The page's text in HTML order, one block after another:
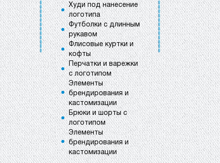
Худи под нанесение
логотипа
Футболки с длинным
рукавом
Флисовые куртки и
кофты
Перчатки и варежки
с логотипом
Элементы
брендирования и
кастомизации
Брюки и шорты с
логотипом
Элементы
брендирования и
кастомизации